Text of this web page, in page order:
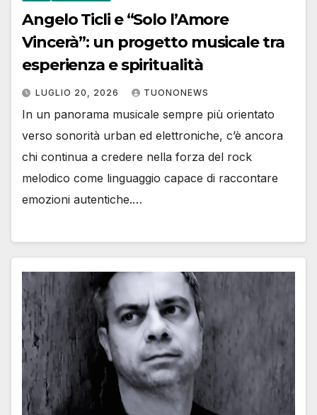
Angelo Ticli e “Solo l’Amore
Vincerà”: un progetto musicale tra
esperienza e spiritualità
LUGLIO 20, 2026 TUONONEWS
In un panorama musicale sempre più orientato
verso sonorità urban ed elettroniche, c’è ancora
chi continua a credere nella forza del rock
melodico come linguaggio capace di raccontare
emozioni autentiche.…